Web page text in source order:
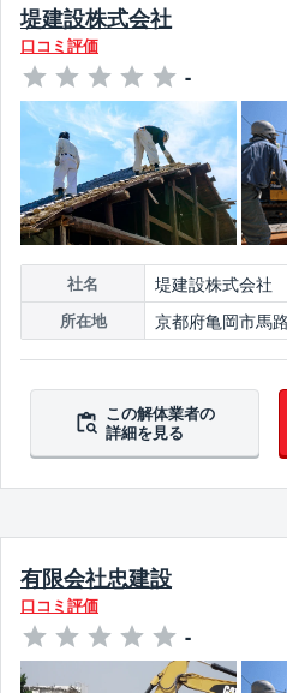
堤建設株式会社
口コミ評価
-
社名 堤建設株式会社
所在地 京都府亀岡市馬
この解体業者の
詳細を見る
有限会社忠建設
口コミ評価
-